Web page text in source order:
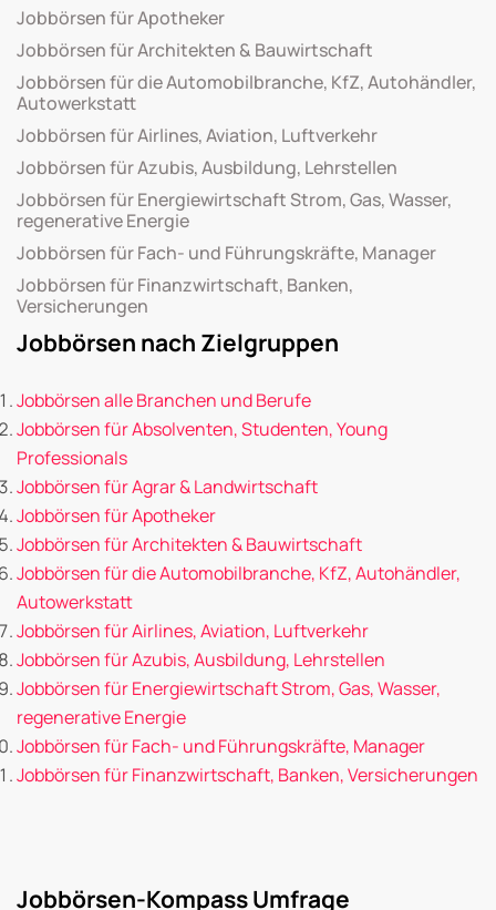
Jobbörsen für Apotheker
Jobbörsen für Architekten & Bauwirtschaft
Jobbörsen für die Automobilbranche, KfZ, Autohändler,
Autowerkstatt
Jobbörsen für Airlines, Aviation, Luftverkehr
Jobbörsen für Azubis, Ausbildung, Lehrstellen
Jobbörsen für Energiewirtschaft Strom, Gas, Wasser,
regenerative Energie
Jobbörsen für Fach- und Führungskräfte, Manager
Jobbörsen für Finanzwirtschaft, Banken,
Versicherungen
Jobbörsen nach Zielgruppen
Jobbörsen alle Branchen und Berufe
Jobbörsen für Absolventen, Studenten, Young
Professionals
Jobbörsen für Agrar & Landwirtschaft
Jobbörsen für Apotheker
Jobbörsen für Architekten & Bauwirtschaft
Jobbörsen für die Automobilbranche, KfZ, Autohändler,
Autowerkstatt
Jobbörsen für Airlines, Aviation, Luftverkehr
Jobbörsen für Azubis, Ausbildung, Lehrstellen
Jobbörsen für Energiewirtschaft Strom, Gas, Wasser,
regenerative Energie
Jobbörsen für Fach- und Führungskräfte, Manager
Jobbörsen für Finanzwirtschaft, Banken, Versicherungen
Jobbörsen-Kompass Umfrage